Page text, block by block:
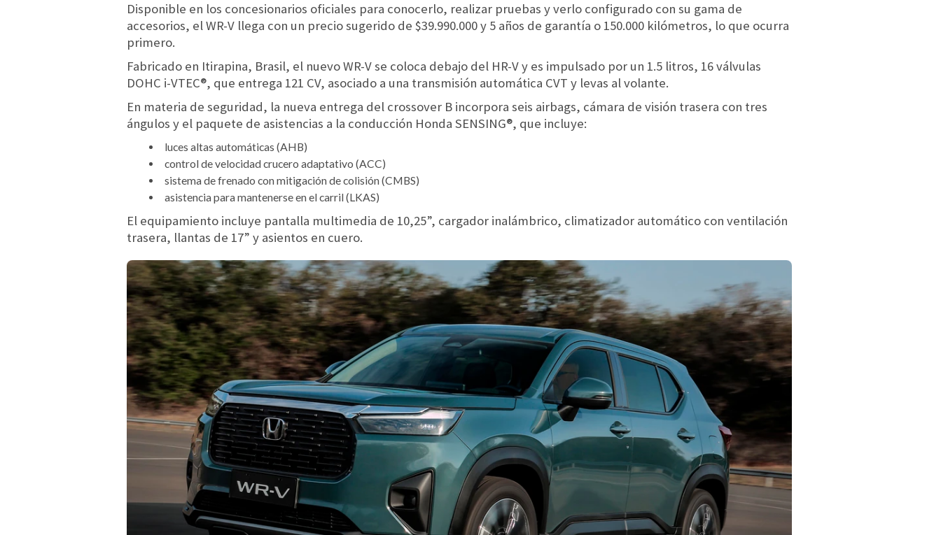
Disponible en los concesionarios oficiales para conocerlo, realizar pruebas y verlo configurado con su gama de
accesorios, el WR-V llega con un precio sugerido de $39.990.000 y 5 años de garantía o 150.000 kilómetros, lo que ocurra
primero.
Fabricado en Itirapina, Brasil, el nuevo WR-V se coloca debajo del HR-V y es impulsado por un 1.5 litros, 16 válvulas
DOHC i-VTEC®, que entrega 121 CV, asociado a una transmisión automática CVT y levas al volante.
En materia de seguridad, la nueva entrega del crossover B incorpora seis airbags, cámara de visión trasera con tres
ángulos y el paquete de asistencias a la conducción Honda SENSING®, que incluye:
luces altas automáticas (AHB)
control de velocidad crucero adaptativo (ACC)
sistema de frenado con mitigación de colisión (CMBS)
asistencia para mantenerse en el carril (LKAS)
El equipamiento incluye pantalla multimedia de 10,25”, cargador inalámbrico, climatizador automático con ventilación
trasera, llantas de 17” y asientos en cuero.